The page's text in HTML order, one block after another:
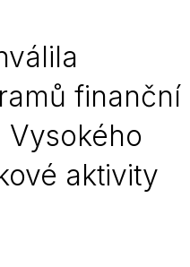
finanční
aktivity